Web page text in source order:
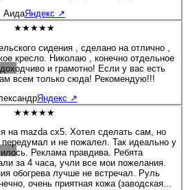
АидаЯндекс ↗
★★★★★
сидения , сделано на отлично ,
кресло. Николаю , конечно отдельное
и грамотно! Если у вас есть
всем только сюда! Рекомендую!!!
Яндекс ↗
★★★★★
на mazda cx5. Хотел сделать сам, но
передумал и не пожалел. Так идеально у
Реклама правдива. Ребята
за 4 часа, учли все мои пожелания.
обогрева лучше не встречал. Руль
очень приятная кожа (заводская